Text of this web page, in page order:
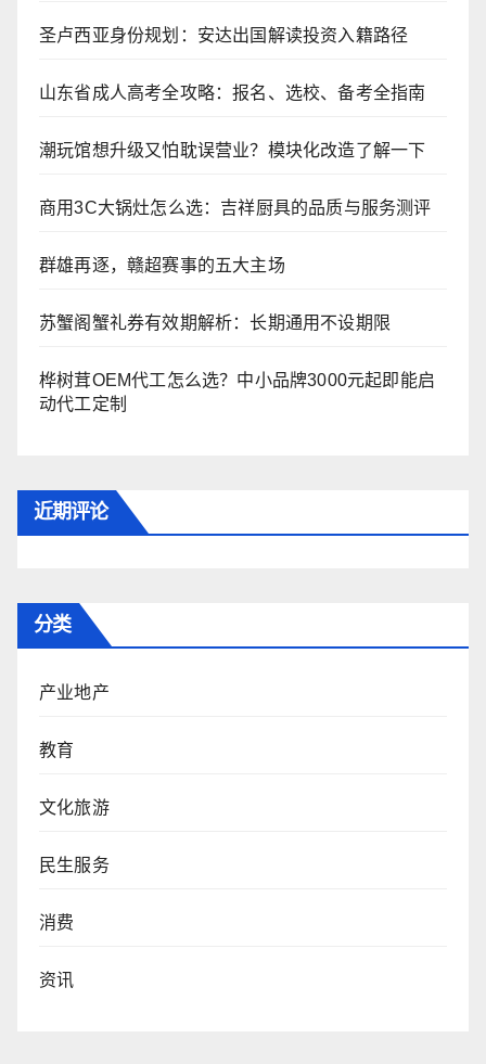
圣卢西亚身份规划：安达出国解读投资入籍路径
山东省成人高考全攻略：报名、选校、备考全指南
潮玩馆想升级又怕耽误营业？模块化改造了解一下
商用3C大锅灶怎么选：吉祥厨具的品质与服务测评
群雄再逐，赣超赛事的五大主场
苏蟹阁蟹礼券有效期解析：长期通用不设期限
桦树茸OEM代工怎么选？中小品牌3000元起即能启
动代工定制
近期评论
分类
产业地产
教育
文化旅游
民生服务
消费
资讯